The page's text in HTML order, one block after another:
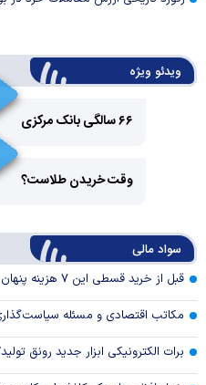
ویدئو ویژه
۶۶ سالگی بانک مرکزی
وقت خریدن طلاست؟
سواد مالی
قبل از خرید قسطی این ۷ هزینه پنهان را بشناسید
مکاتب اقتصادی و مسئله
برات الکترونیکی ابزار جدید رونق